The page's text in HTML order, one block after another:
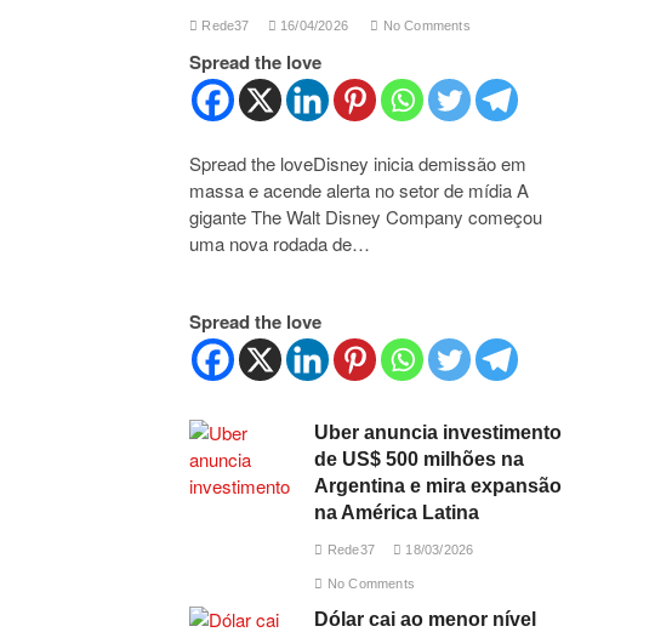
Rede37 16/04/2026 No Comments
Spread the love
Spread the loveDisney inicia demissão em
massa e acende alerta no setor de mídia A
gigante The Walt Disney Company começou
uma nova rodada de…
Spread the love
Uber anuncia investimento
de US$ 500 milhões na
Argentina e mira expansão
na América Latina
Rede37 18/03/2026
No Comments
Dólar cai ao menor nível